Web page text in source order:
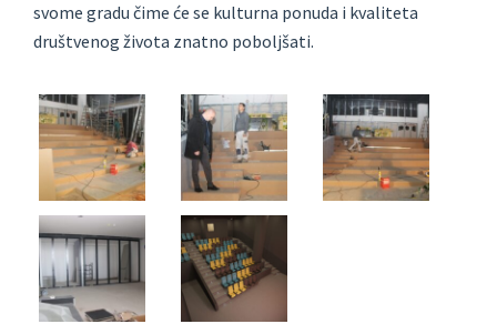
svome gradu čime će se kulturna ponuda i kvaliteta
društvenog života znatno poboljšati.